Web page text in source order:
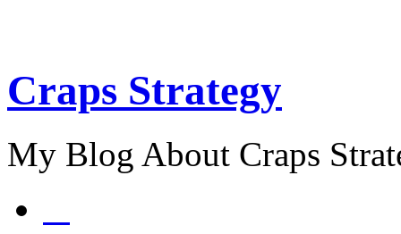
Craps Strategy
My Blog About Craps